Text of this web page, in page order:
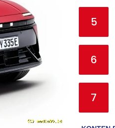
5
6
7